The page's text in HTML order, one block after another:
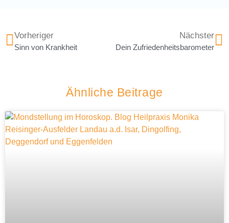
Vorheriger
Sinn von Krankheit
Nächster
Dein Zufriedenheitsbarometer
Ähnliche Beitrage